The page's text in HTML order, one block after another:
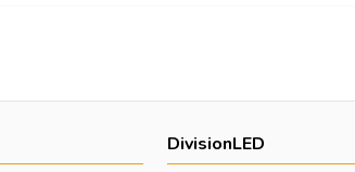
DivisionLED